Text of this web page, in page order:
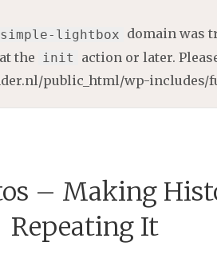
simple-lightbox domain was
the init action or later.
public_html/wp-includes/
– Making
Repeating It